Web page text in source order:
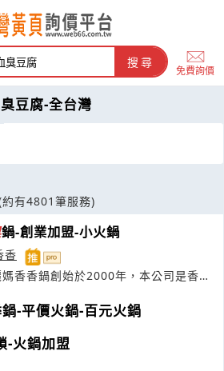
搜尋
免費詢價
豆腐-全台灣
約有4801筆服務)
鍋-創業加盟-小火鍋
香
香香鍋創始於2000年，本公司是香香
-平價火鍋-百元火鍋
-火鍋加盟